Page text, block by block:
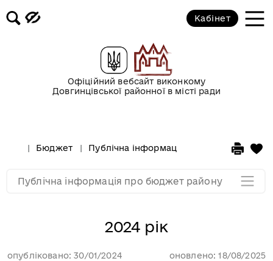
Офіційний вебсайт виконкому
Довгинцівської районної в місті ради
Кабінет
Бюджет Публічна інформація про бюджет
2024 рік
опубліковано: 30/01/2024 оновлено: 18/08/2025
Публічна інформація про бюджет району